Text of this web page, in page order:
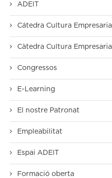
ADEIT
Cátedra Cultura Empresarial
Càtedra Cultura Empresarial
Congressos
E-Learning
El nostre Patronat
Empleabilitat
Espai ADEIT
Formació oberta